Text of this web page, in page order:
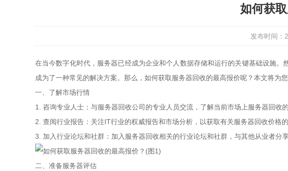
如何获
发布时间：
在当今数字化时代，服务器已经成为企业和个人数据存储和运行的关键基础设施
成为了一种常见的解决方案。那么，如何获取服务器回收的最高报价呢？本文将为您
一、了解市场行情
1. 咨询专业人士：与服务器回收公司的专业人员交流，了解当前市场上服务器回收
2. 查阅行业报告：关注IT行业的权威报告和市场分析，以获取有关服务器回收价格
3. 加入行业论坛和社群：加入服务器回收相关的行业论坛和社群，与其他从业者分
二、准备服务器评估